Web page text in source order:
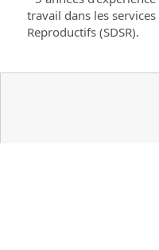
travail dans les
Reproductifs (SDSR).